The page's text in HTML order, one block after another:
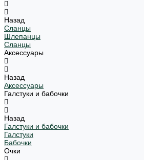
Назад
Сланцы
Шлепанцы
Сланцы
Аксессуары
Назад
Аксессуары
Галстуки и бабочки
Назад
Галстуки и бабочки
Галстуки
Бабочки
Очки